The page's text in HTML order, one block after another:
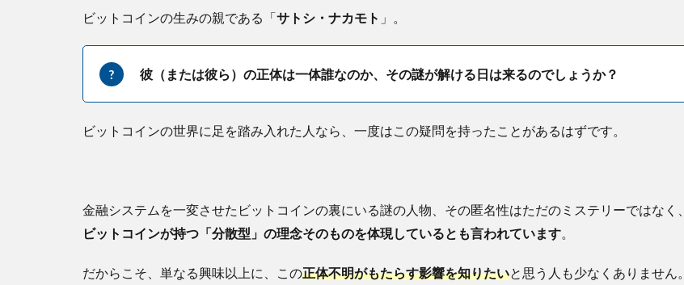
ビットコインの生みの親である「サトシ・ナカモト 」。
彼（または彼ら）の正体は一体誰なのか、その謎が解ける日は来るのでしょうか？
ビットコインの世界に足を踏み入れた人なら、一度はこの疑問を持ったことがあるはずです。
金融システムを一変させたビットコインの裏にいる謎の人物、その匿名性はただのミステリーではなく、
ビットコインが持つ「分散型」の理念そのものを体現しているとも言われています
だからこそ、単なる興味以上に、この正体不明がもたらす影響を知りたいと思う人も少なくありません。